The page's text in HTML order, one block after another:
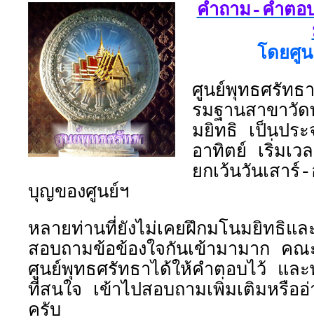
คำถาม-คำตอ
โดยศู
ศูนย์พุทธศรัทธ
รมฐานสาขาวั
มยิทธิ เป็นประ
อาทิตย์ เริ่มเ
ยกเว้นวันเสา
บุญของศูนย์ฯ
หลายท่านที่ยังไม่เคยฝึกมโนมยิทธิแ
สอบถามข้อข้องใจกันเข้ามามาก ค
ศูนย์พุทธศรัทธาได้ให้คำตอบไว้ แล
ที่สนใจ เข้าไปสอบถามเพิ่มเติมหรือ
ครับ